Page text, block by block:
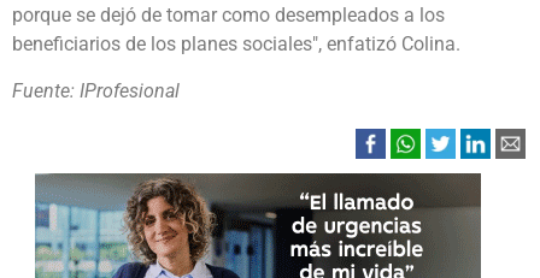
porque se dejó de tomar como desempleados a los
beneficiarios de los planes sociales", enfatizó Colina.
Fuente: IProfesional